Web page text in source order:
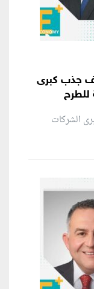
جذب كبرى
للطرح
الشركات